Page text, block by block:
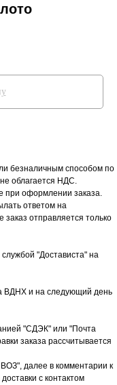
безналичным способом по
облагается НДС.
при оформлении заказа.
ответом на
отправляется только
"Достависта" на
ВДНХ и на следующий день
"СДЭК" или "Почта
заказа рассчитывается
далее в комментарии к
с контактом